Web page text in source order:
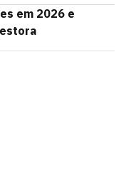
em 2026 e